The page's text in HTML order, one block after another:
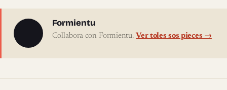
Sobre l'autor
Formientu
Collabora con Formientu. Ver toles sos pieces →